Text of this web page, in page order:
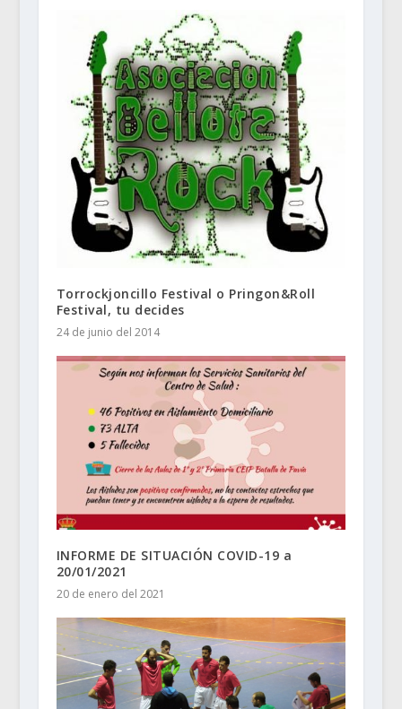
Torrockjoncillo Festival o Pringon&Roll
Festival, tu decides
24 de junio del 2014
INFORME DE SITUACIÓN COVID-19 a
20/01/2021
20 de enero del 2021